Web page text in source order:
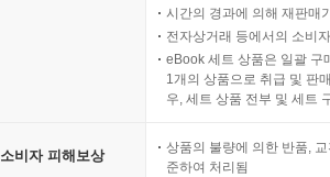
시간의 경과에 의해 재판매
전자상거래 등에서의 소비
eBook 세트 상품은 일괄 구
1개의 상품으로 취급 및 판
우, 세트 상품 전부 및 세트
소비자 피해보상
상품의 불량에 의한 반품,
준하여 처리됨